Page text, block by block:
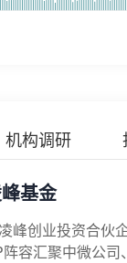
机构调研
基金
峰创业投资合伙
容汇聚中微公